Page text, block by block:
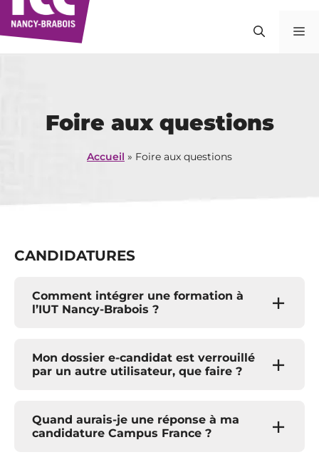
au
contenu
Foire aux questions
Accueil » Foire aux questions
CANDIDATURES
Comment intégrer une formation à
l’IUT Nancy-Brabois ?
Mon dossier e-candidat est verrouillé
par un autre utilisateur, que faire ?
Quand aurais-je une réponse à ma
candidature Campus France ?